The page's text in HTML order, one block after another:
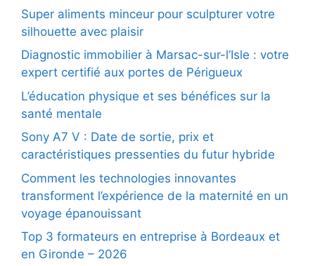
Super aliments minceur pour sculpturer votre
silhouette avec plaisir
Diagnostic immobilier à Marsac-sur-l’Isle : votre
expert certifié aux portes de Périgueux
L’éducation physique et ses bénéfices sur la
santé mentale
Sony A7 V : Date de sortie, prix et
caractéristiques pressenties du futur hybride
Comment les technologies innovantes
transforment l’expérience de la maternité en un
voyage épanouissant
Top 3 formateurs en entreprise à Bordeaux et
en Gironde – 2026